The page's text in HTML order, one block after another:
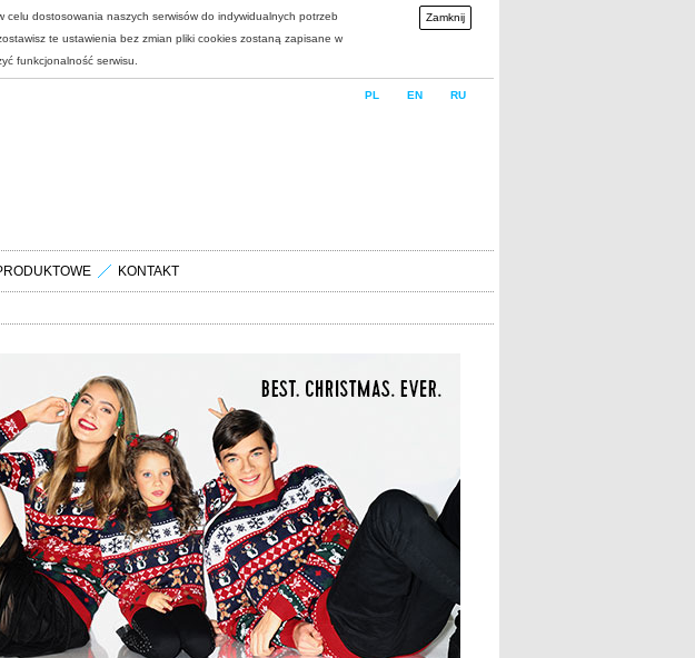
celu dostosowania naszych serwisów do indywidualnych potrzeb
te ustawienia bez zmian pliki cookies zostaną zapisane w
funkcjonalność serwisu.
Zamknij
PL EN RU
KONTAKT